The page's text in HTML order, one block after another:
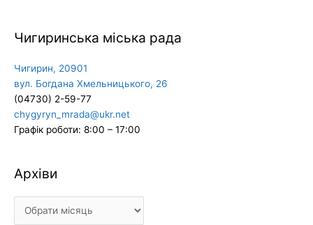
Чигиринська міська рада
Чигирин, 20901
вул. Богдана Хмельницького, 26
(04730) 2-59-77
chygyryn_mrada@ukr.net
Графік роботи: 8:00 – 17:00
Архіви
Архіви